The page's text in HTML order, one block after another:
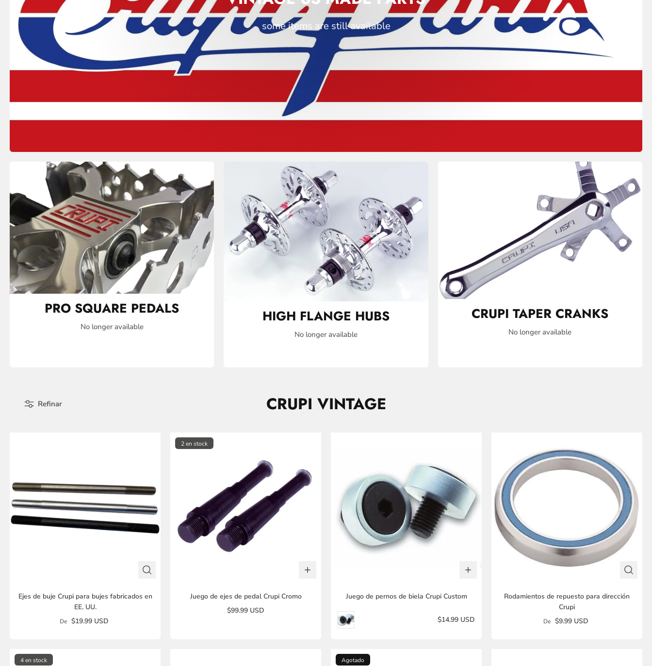
some items are stillavailable
PRO SQUARE PEDALS
No longer available
HIGH FLANGE HUBS
No longer available
CRUPI TAPER CRANKS
No longer available
Refinar CRUPI VINTAGE
Ejes de buje Crupi para bujes fabricados en
EE. UU.
De $19.99 USD
2 en stock
Juego de ejes de pedal Crupi Cromo
$99.99 USD
Juego de pernos de biela Crupi Custom
$14.99 USD
Rodamientos de repuesto para dirección
Crupi
De $9.99 USD
4 en stock
Agotado